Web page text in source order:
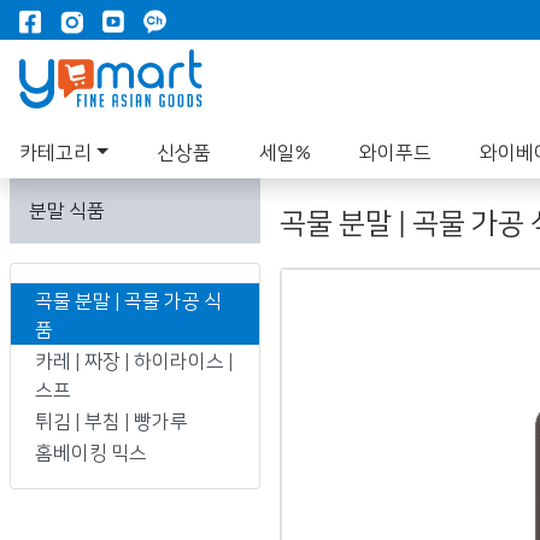
카테고리 신상품 세일% 와이푸드 와이베
분말 식품
곡물 분말 | 곡물 가공 식
품
카레 | 짜장 | 하이라이스 |
스프
튀김 | 부침 | 빵가루
홈베이킹 믹스
곡물 분말 | 곡물 가공